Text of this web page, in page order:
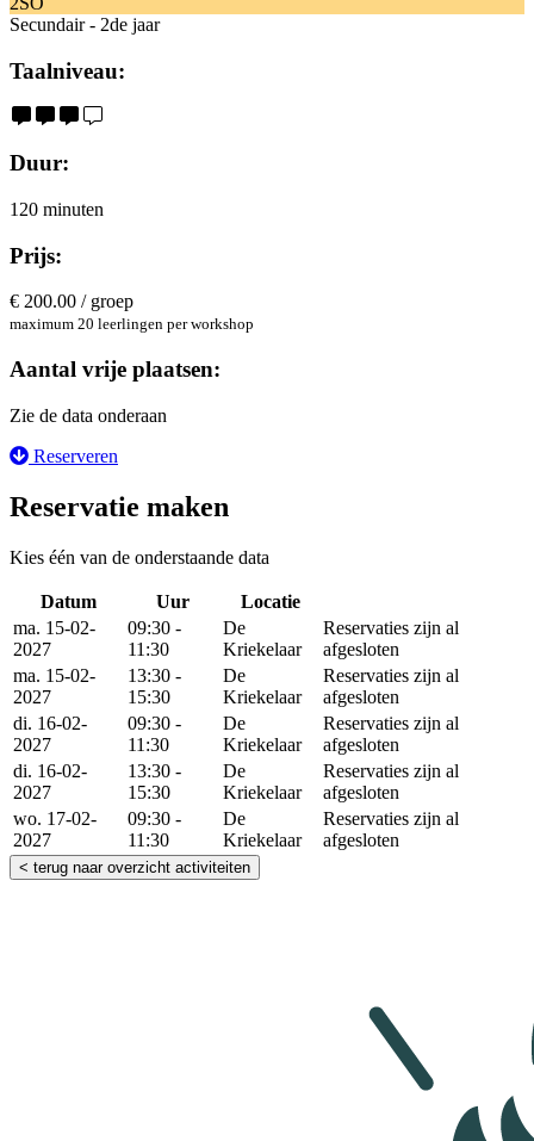
Secundair - 2de jaar
Taalniveau:
Duur:
120 minuten
Prijs:
€ 200.00 / groep
maximum 20 leerlingen per workshop
Aantal vrije plaatsen:
Zie de data onderaan
Reserveren
Reservatie maken
Kies één van de onderstaande data
Datum Uur Locatie
ma. 15-02-
2027
09:30 -
11:30
De
Kriekelaar
Reservaties zijn al
afgesloten
ma. 15-02-
2027
13:30 -
15:30
De
Kriekelaar
Reservaties zijn al
afgesloten
di. 16-02-
2027
09:30 -
11:30
De
Kriekelaar
Reservaties zijn al
afgesloten
di. 16-02-
2027
13:30 -
15:30
De
Kriekelaar
Reservaties zijn al
afgesloten
wo. 17-02-
2027
09:30 -
11:30
De
Kriekelaar
Reservaties zijn al
afgesloten
< terug naar overzicht activiteiten